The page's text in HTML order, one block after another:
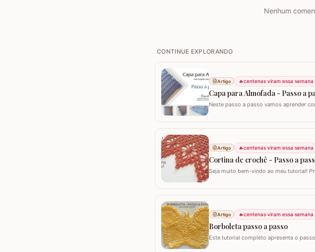
Nenhum
CONTINUE EXPLORANDO
Artigo 🔥centenas viram essa semana
Capa para Almofada - Passo a
Neste passo a passo vamos aprender
Utilizei o fio Barroco Maxcolor da
Artigo 🔥centenas viram essa semana
Cortina de crochê - Passo a
Seja muito bem-vindo ao meu tutorial!
modelo clássico que também pode ser
Artigo 🔥centenas viram essa semana
Borboleta passo a passo
Este tutorial completo apresenta o